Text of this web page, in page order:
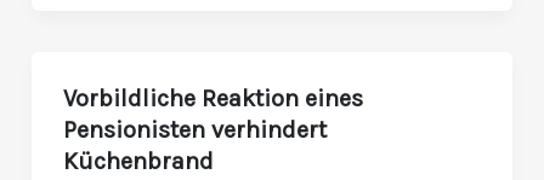
Vorbildliche Reaktion eines
Pensionisten verhindert
Küchenbrand
Vorbildliche
Reaktion
eines